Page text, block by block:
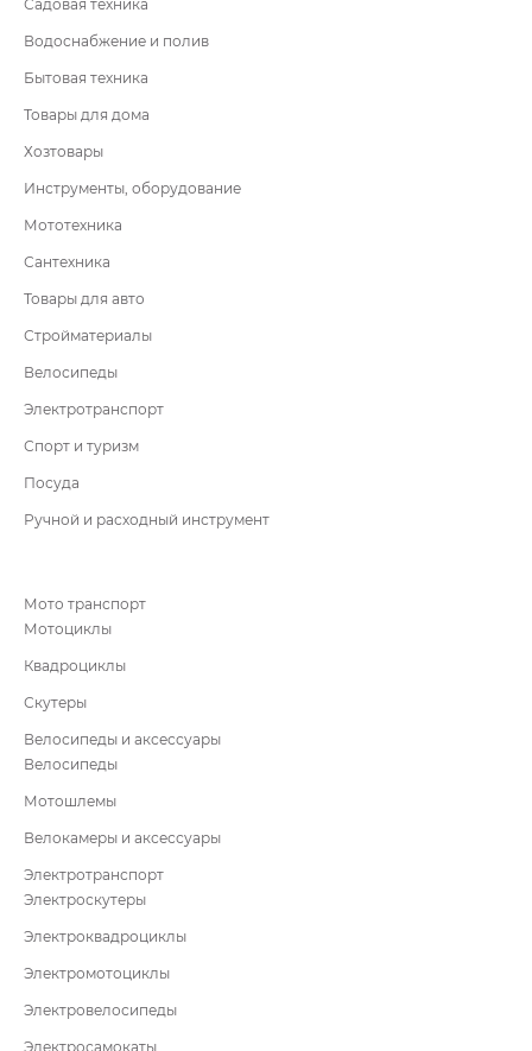
Садовая техника
Водоснабжение и полив
Бытовая техника
Товары для дома
Хозтовары
Инструменты, оборудование
Мототехника
Сантехника
Товары для авто
Стройматериалы
Велосипеды
Электротранспорт
Спорт и туризм
Посуда
Ручной и расходный инструмент
Мото транспорт
Мотоциклы
Квадроциклы
Скутеры
Велосипеды и аксессуары
Велосипеды
Мотошлемы
Велокамеры и аксессуары
Электротранспорт
Электроскутеры
Электроквадроциклы
Электромотоциклы
Электровелосипеды
Электросамокаты